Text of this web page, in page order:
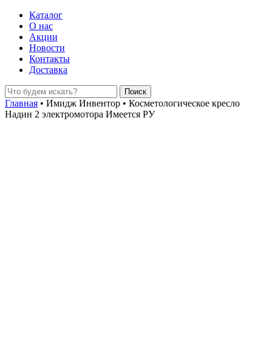
Каталог
О нас
Акции
Новости
Контакты
Доставка
Главная • Имидж Инвентор • Косметологическое кресло
Надин 2 электромотора Имеется РУ